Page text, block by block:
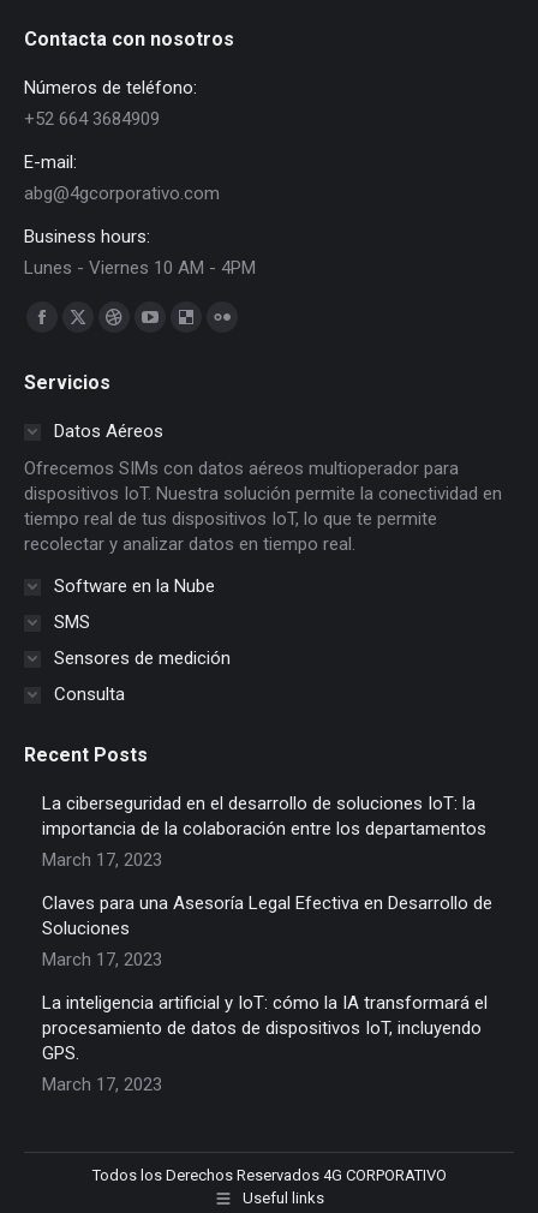
Contacta con nosotros
Números de teléfono:
+52 664 3684909
E-mail:
abg@4gcorporativo.com
Business hours:
Lunes - Viernes 10 AM - 4PM
Find us on:
Facebook
opens
new
window
X
opens
in
window
Dribbble
in
new
window
YouTube
in
window
Delicious
new
windowwindow
Servicios
Datos Aéreos
Ofrecemos SIMs con datos aéreos multioperador para
dispositivos IoT. Nuestra solución permite la conectividad en
tiempo real de tus dispositivos IoT, lo que te permite
recolectar y analizar datos en tiempo real.
Software en la Nube
SMS
Sensores de medición
Consulta
Recent Posts
La ciberseguridad en el desarrollo de soluciones IoT: la
importancia de la colaboración entre los departamentos
March 17, 2023
Claves para una Asesoría Legal Efectiva en Desarrollo de
Soluciones
March 17, 2023
La inteligencia artificial y IoT: cómo la IA transformará el
procesamiento de datos de dispositivos IoT, incluyendo
GPS.
March 17, 2023
Todos los Derechos Reservados 4G CORPORATIVO
Useful links